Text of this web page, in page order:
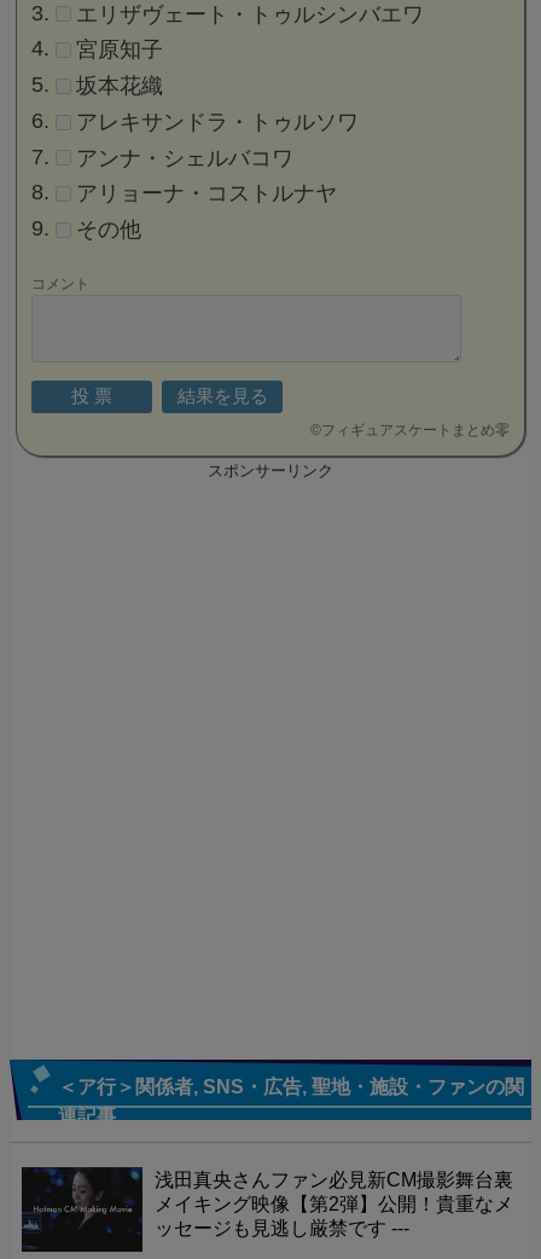
エリザヴェート・トゥルシンバエワ
宮原知子
坂本花織
アレキサンドラ・トゥルソワ
アンナ・シェルバコワ
アリョーナ・コストルナヤ
その他
コメント
©フィギュアスケートまとめ零
スポンサーリンク
＜ア行＞関係者, SNS・広告, 聖地・施設・ファンの関
連記事
浅田真央さんファン必見新CM撮影舞台裏
メイキング映像【第2弾】公開！貴重なメ
ッセージも見逃し厳禁です ---